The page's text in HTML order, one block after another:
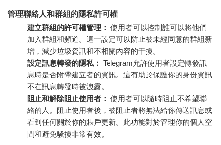
管理聯絡人和群組的隱私許可權
建立群組的許可權管理： 使用者可以控制誰可以將他們
加入群組和頻道。這一設定可以防止被未經同意的群組新
增，減少垃圾資訊和不相關內容的干擾。
設定訊息轉發的隱私： Telegram允許使用者設定轉發訊
息時是否附帶建立者的資訊。這有助於保護你的身份資訊
不在訊息轉發時被洩露。
阻止和解除阻止使用者： 使用者可以隨時阻止不希望聯
絡的人。阻止使用者後，被阻止者將無法給你傳送訊息或
看到任何關於你的賬戶更新。此功能對於管理你的個人空
間和避免騷擾非常有效。